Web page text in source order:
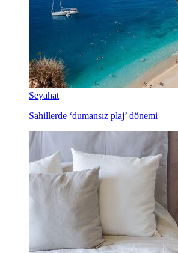
Seyahat
Sahillerde ‘dumansız plaj’ dönemi